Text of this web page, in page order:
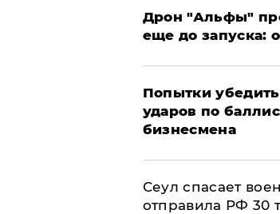
Дрон "Альфы"
еще до запуска:
Попытки
ударов по
бизнесмена
​Сеул спасает
отправила РФ 30